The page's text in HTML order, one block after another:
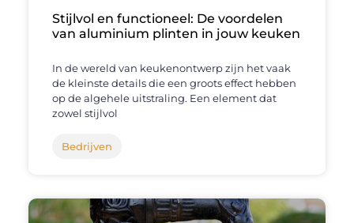
Stijlvol en functioneel: De voordelen
van aluminium plinten in jouw keuken
In de wereld van keukenontwerp zijn het vaak
de kleinste details die een groots effect hebben
op de algehele uitstraling. Een element dat
zowel stijlvol
Bedrijven